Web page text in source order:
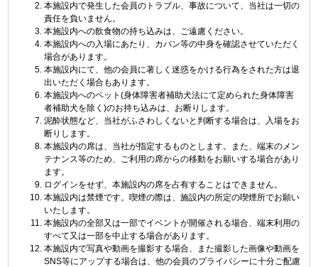
本施設内で発生した会員のトラブル、事故について、当社は一切の
責任を負いません。
本施設内への飲食物の持ち込みは、ご遠慮ください。
本施設内への入場にあたり、カバン等の中身を確認させていただく
場合があります。
本施設内にて、他の会員に著しく迷惑をかける行為をされた方は退
出いただく場合もあります。
本施設内へのペット(身体障害者補助犬法にて定められた身体障害
者補助犬を除く)のお持ち込みは、お断りします。
泥酔状態など、当社がふさわしくないと判断する場合は、入場をお
断りします。
本施設内の席は、当社が指定するものとします。また、端末のメン
テナンス等のため、ご利用の席からの移動をお願いする場合があり
ます。
ログインをせず、本施設内の席を占有することはできません。
本施設内は禁煙です。喫煙の際は、施設内の所定の喫煙所でお願い
いたします。
本施設内の全部又は一部でイベントが開催される場合、端末利用の
すべて又は一部を中止する場合があります。
本施設内で写真や動画を撮影する場合、また撮影した画像や動画を
SNS等にアップする場合は、他の会員のプライバシーに十分ご配慮